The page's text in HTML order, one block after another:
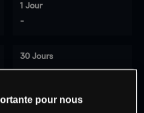
1 Jour
-
30 Jours
-
pour nous